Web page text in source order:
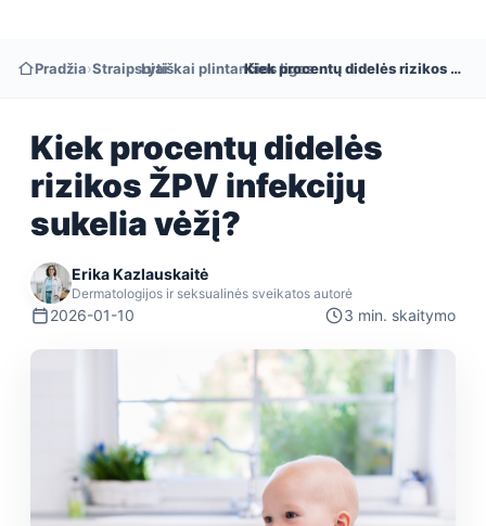
Pradžia›Straipsniai
›Lytiškai plintančios ligos
› Kiek procentų didelės rizikos ŽPV infekcijų sukelia vėžį?
Kiek procentų didelės
rizikos ŽPV infekcijų
sukelia vėžį?
Erika Kazlauskaitė
Dermatologijos ir seksualinės sveikatos autorė
2026-01-10 3 min. skaitymo